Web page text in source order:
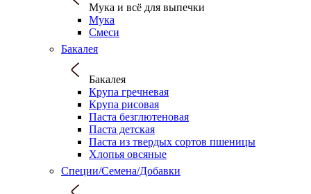
Мука и всё для выпечки
Мука
Смеси
Бакалея
Бакалея
Крупа гречневая
Крупа рисовая
Паста безглютеновая
Паста детская
Паста из твердых сортов пшеницы
Хлопья овсяные
Специи/Семена/Добавки